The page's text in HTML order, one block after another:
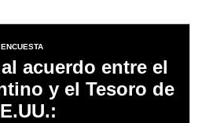
ENCUESTA
acuerdo entre el
y el Tesoro de